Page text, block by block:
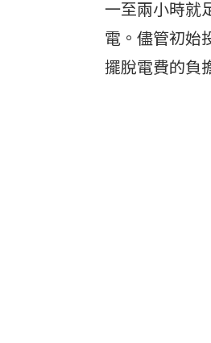
一至兩小時就
電。儘管初始
擺脫電費的負